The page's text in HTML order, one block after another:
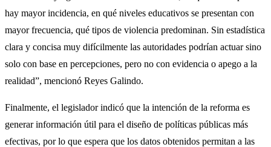
hay mayor incidencia, en qué niveles educativos se presentan con
mayor frecuencia, qué tipos de violencia predominan. Sin estadística
clara y concisa muy difícilmente las autoridades podrían actuar sino
solo con base en percepciones, pero no con evidencia o apego a la
realidad”, mencionó Reyes Galindo.
Finalmente, el legislador indicó que la intención de la reforma es
generar información útil para el diseño de políticas públicas más
efectivas, por lo que espera que los datos obtenidos permitan a las